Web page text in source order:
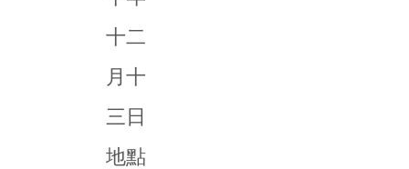
十二
月十
三日
地點